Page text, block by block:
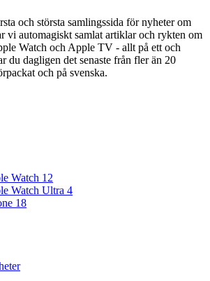
och största samlingssida för nyheter om
vi automagiskt samlat artiklar och rykten om
Watch och Apple TV - allt på ett och
du dagligen det senaste från fler än 20
och på svenska.
Watch 12
Watch Ultra 4
18